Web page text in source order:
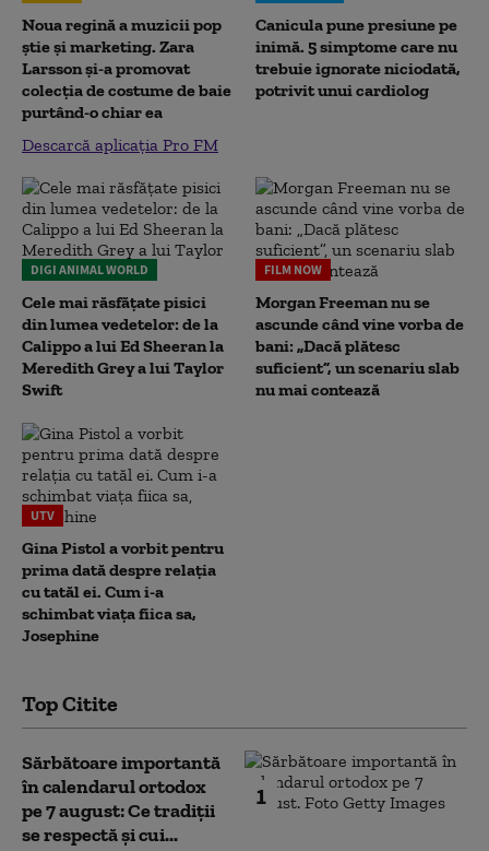
Noua regină a muzicii pop
știe și marketing. Zara
Larsson și-a promovat
colecția de costume de baie
purtând-o chiar ea
Descarcă aplicația Pro FM
Canicula pune presiune pe
inimă. 5 simptome care nu
trebuie ignorate niciodată,
potrivit unui cardiolog
DIGI ANIMAL WORLD
Cele mai răsfățate pisici
din lumea vedetelor: de la
Calippo a lui Ed Sheeran la
Meredith Grey a lui Taylor
Swift
FILM NOW
Morgan Freeman nu se
ascunde când vine vorba de
bani: „Dacă plătesc
suficient”, un scenariu slab
nu mai contează
UTV
Gina Pistol a vorbit pentru
prima dată despre relația
cu tatăl ei. Cum i-a
schimbat viața fiica sa,
Josephine
Top Citite
1
Sărbătoare importantă
în calendarul ortodox
pe 7 august: Ce tradiții
se respectă și cui...